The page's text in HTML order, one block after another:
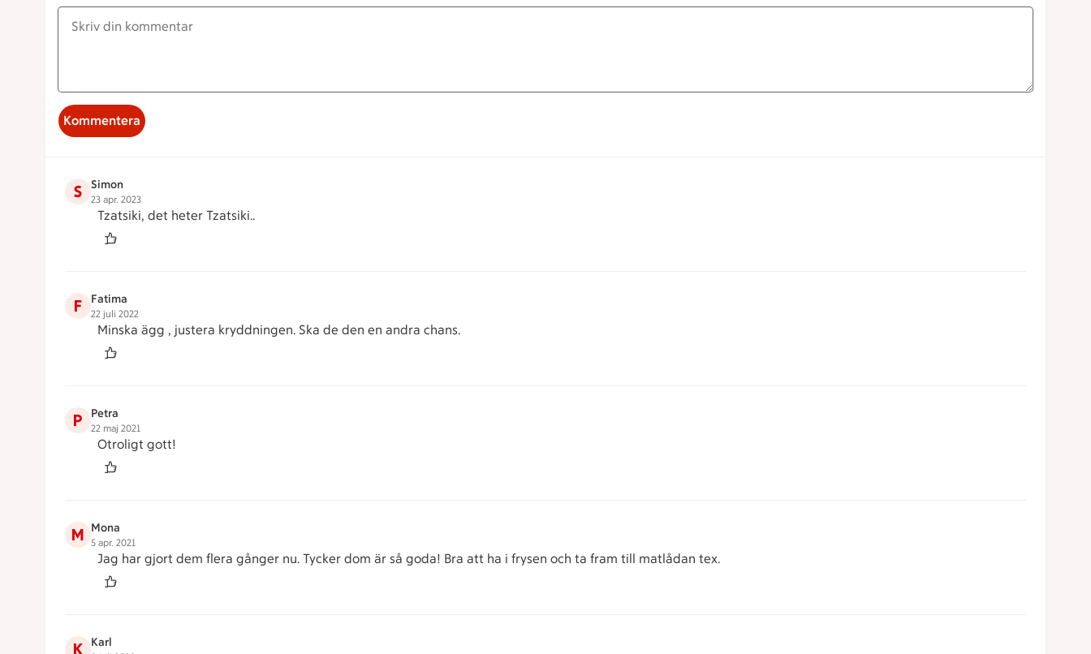
Kommentera
S Simon
23 apr. 2023
Tzatsiki, det heter Tzatsiki..
F Fatima
22 juli 2022
Minska ägg , justera kryddningen. Ska de den en andra chans.
P Petra
22 maj 2021
Otroligt gott!
M Mona
5 apr. 2021
Jag har gjort dem flera gånger nu. Tycker dom är så goda! Bra att ha i frysen och ta fram till matlådan tex.
K Karl